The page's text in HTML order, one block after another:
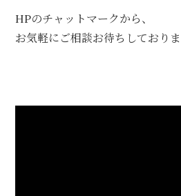
HPのチャットマークから、
お気軽にご相談お待ちしておりま